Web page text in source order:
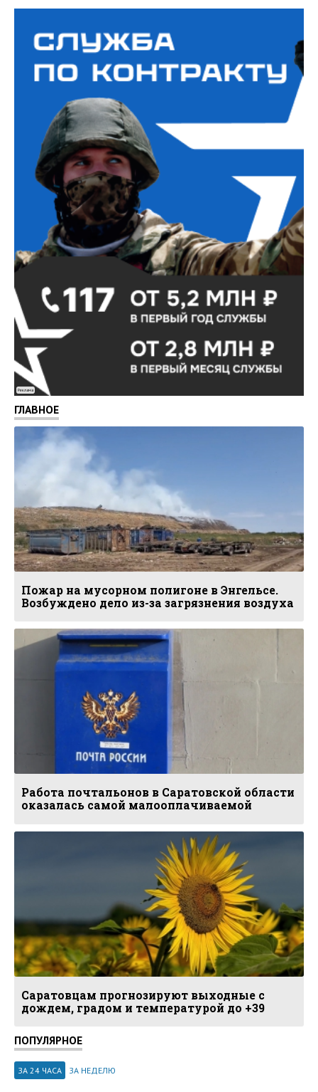
Реклама
ГЛАВНОЕ
Пожар на мусорном полигоне в Энгельсе.
Возбуждено дело из-за загрязнения воздуха
Работа почтальонов в Саратовской области
оказалась самой малооплачиваемой
Саратовцам прогнозируют выходные с
дождем, градом и температурой до +39
ПОПУЛЯРНОЕ
ЗА 24 ЧАСА ЗА НЕДЕЛЮ